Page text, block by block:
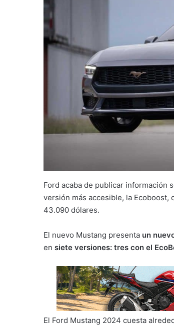
Ford acaba de publicar información
versión más accesible, la Ecoboost,
43.090 dólares.
El nuevo Mustang presenta un
en siete versiones: tres con el
El Ford Mustang 2024 cuesta